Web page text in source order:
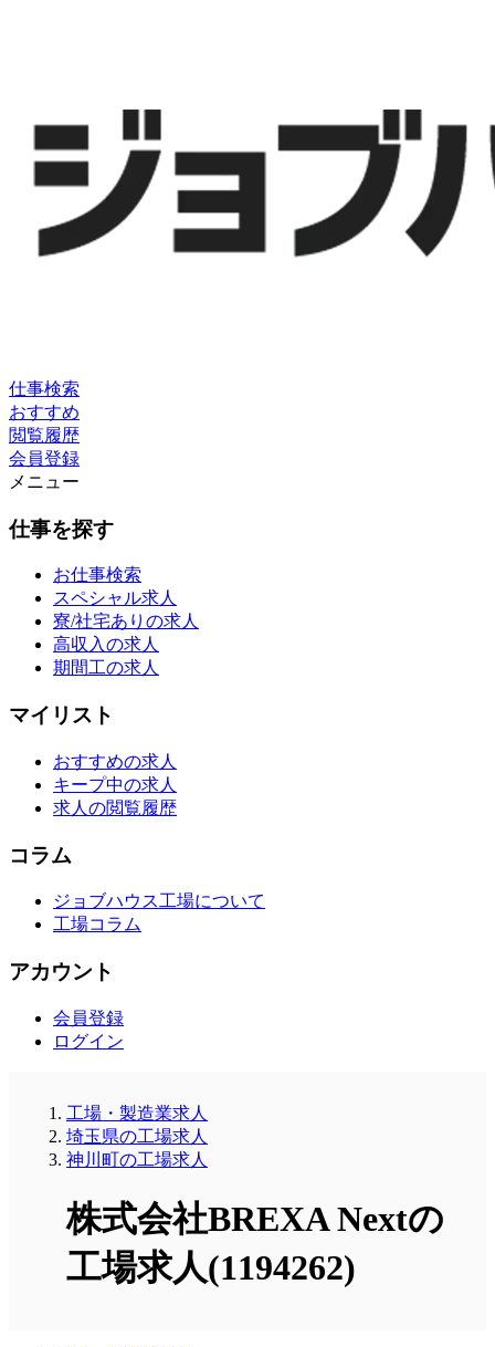
仕事検索
おすすめ
閲覧履歴
会員登録
メニュー
仕事を探す
お仕事検索
スペシャル求人
寮/社宅ありの求人
高収入の求人
期間工の求人
マイリスト
おすすめの求人
キープ中の求人
求人の閲覧履歴
コラム
ジョブハウス工場について
工場コラム
アカウント
会員登録
ログイン
工場・製造業求人
埼玉県の工場求人
神川町の工場求人
株式会社BREXA Nextの
工場求人(1194262)